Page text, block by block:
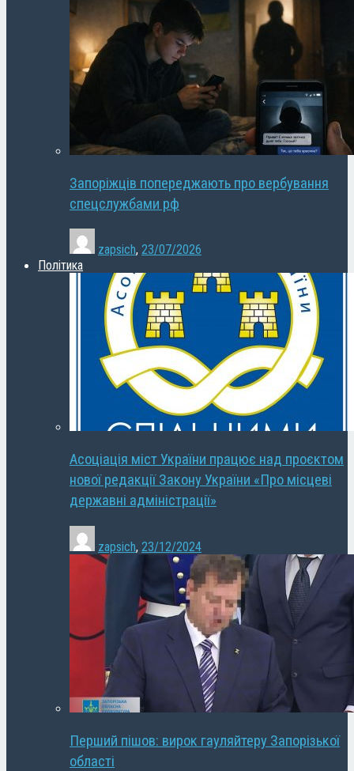
Запоріжців попереджають про вербування
спецслужбами рф
zapsich, 23/07/2026
Політика
Асоціація міст України працює над проєктом
нової редакції Закону України «Про місцеві
державні адміністрації»
zapsich, 23/12/2024
Перший пішов: вирок гауляйтеру Запорізької
області